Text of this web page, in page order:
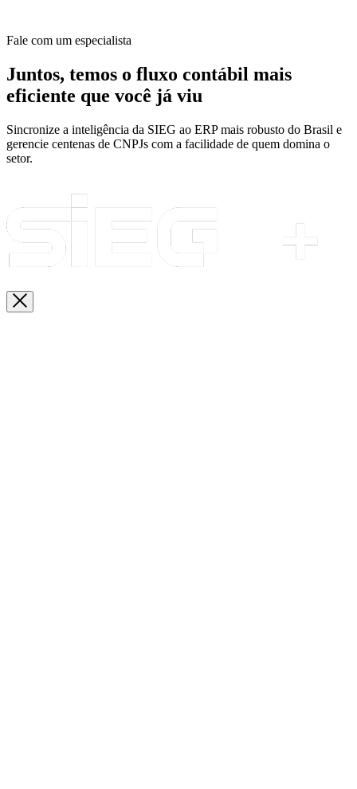
Fale com um especialista
Juntos, temos o fluxo contábil mais
eficiente que você já viu
Sincronize a inteligência da SIEG ao ERP mais robusto do Brasil e
gerencie centenas de CNPJs com a facilidade de quem domina o
setor.